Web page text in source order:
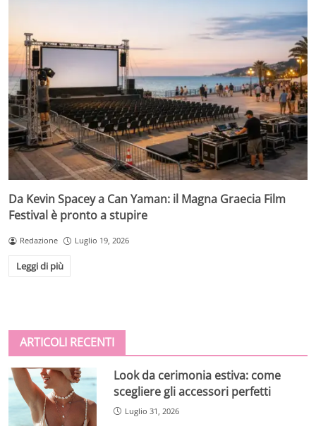
Da Kevin Spacey a Can Yaman: il Magna Graecia Film
Festival è pronto a stupire
Redazione Luglio 19, 2026
Leggi di più
ARTICOLI RECENTI
Look da cerimonia estiva: come
scegliere gli accessori perfetti
Luglio 31, 2026